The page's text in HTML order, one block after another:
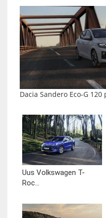
Dacia Sandero Eco-G
Uus Volkswagen T-
Roc...